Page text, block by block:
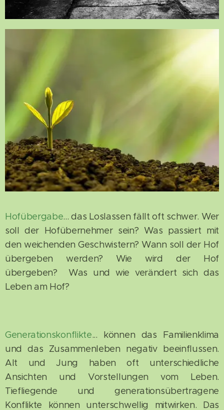
Hofübergabe... das Loslassen fällt oft schwer. Wer
soll der Hofübernehmer sein? Was passiert mit
den weichenden Geschwistern? Wann soll der Hof
übergeben werden? Wie wird der Hof
übergeben? Was und wie verändert sich das
Leben am Hof?
Generationskonflikte... können das Familienklima
und das Zusammenleben negativ beeinflussen.
Alt und Jung haben oft unterschiedliche
Ansichten und Vorstellungen vom Leben.
Tiefliegende und generationsübertragene
Konflikte können unterschwellig mitwirken. Das